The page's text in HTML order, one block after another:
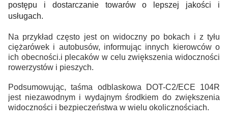
postępu i dostarczanie towarów o lepszej jakości i
usługach.
Na przykład często jest on widoczny po bokach i z tyłu
ciężarówek i autobusów, informując innych kierowców o
ich obecności.i plecaków w celu zwiększenia widoczności
rowerzystów i pieszych.
Podsumowując, taśma odblaskowa DOT-C2/ECE 104R
jest niezawodnym i wydajnym środkiem do zwiększenia
widoczności i bezpieczeństwa w wielu okolicznościach.